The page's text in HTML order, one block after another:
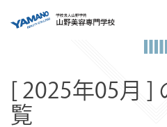
[ 2025年05月 ]
覧